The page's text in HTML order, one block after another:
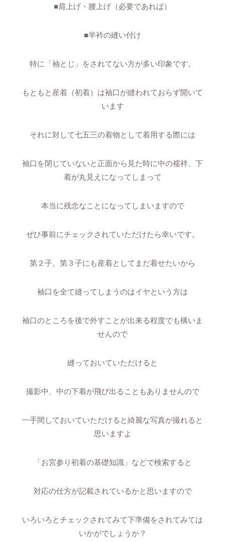
■肩上げ・腰上げ（必要であれば）
■半衿の縫い付け
特に「袖とじ」をされてない方が多い印象です。
もともと産着（初着）は袖口が縫われておらず開いて
います
それに対して七五三の着物として着用する際には
袖口を閉じていないと正面から見た時に中の襦袢、下
着が丸見えになってしまって
本当に残念なことになってしまいますので
ぜひ事前にチェックされていただけたら幸いです。
第２子、第３子にも産着としてまだ着せたいから
袖口を全て縫ってしまうのはイヤという方は
袖口のところを後で外すことが出来る程度でも構いま
せんので
縫っておいていただけると
撮影中、中の下着が飛び出ることもありませんので
一手間しておいていただけると綺麗な写真が撮れると
思いますよ
「お宮参り初着の基礎知識」などで検索すると
対応の仕方が記載されているかと思いますので
いろいろとチェックされてみて下準備をされてみては
いかがでしょうか？